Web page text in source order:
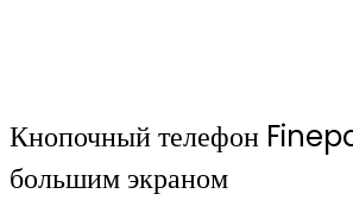
Кнопочный телефон
большим экраном